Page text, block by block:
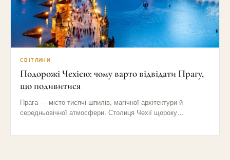
СВІТЛИНИ
Подорожі Чехією: чому варто відвідати Прагу,
що подивитися
Прага — місто тисячі шпилів, магічної архітектури й
середньовічної атмосфери. Столиця Чехії щороку